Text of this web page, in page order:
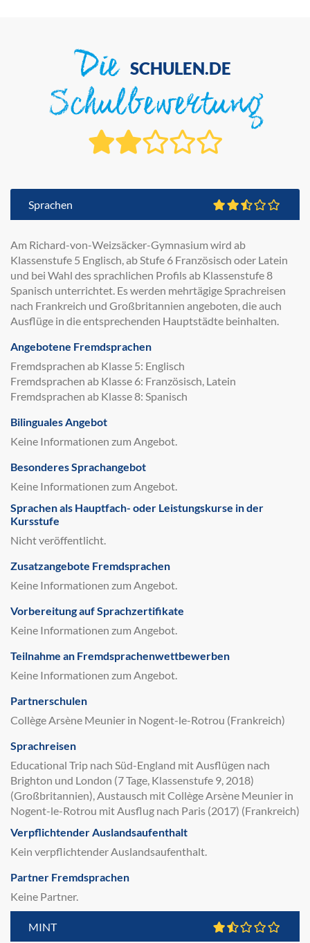
Die SCHULEN.DE
Schulbewertung
Sprachen
Am Richard-von-Weizsäcker-Gymnasium wird ab
Klassenstufe 5 Englisch, ab Stufe 6 Französisch oder Latein
und bei Wahl des sprachlichen Profils ab Klassenstufe 8
Spanisch unterrichtet. Es werden mehrtägige Sprachreisen
nach Frankreich und Großbritannien angeboten, die auch
Ausflüge in die entsprechenden Hauptstädte beinhalten.
Angebotene Fremdsprachen
Fremdsprachen ab Klasse 5: Englisch
Fremdsprachen ab Klasse 6: Französisch, Latein
Fremdsprachen ab Klasse 8: Spanisch
Bilinguales Angebot
Keine Informationen zum Angebot.
Besonderes Sprachangebot
Keine Informationen zum Angebot.
Sprachen als Hauptfach- oder Leistungskurse in der
Kursstufe
Nicht veröffentlicht.
Zusatzangebote Fremdsprachen
Keine Informationen zum Angebot.
Vorbereitung auf Sprachzertifikate
Keine Informationen zum Angebot.
Teilnahme an Fremdsprachenwettbewerben
Keine Informationen zum Angebot.
Partnerschulen
Collège Arsène Meunier in Nogent-le-Rotrou (Frankreich)
Sprachreisen
Educational Trip nach Süd-England mit Ausflügen nach
Brighton und London (7 Tage, Klassenstufe 9, 2018)
(Großbritannien), Austausch mit Collège Arsène Meunier in
Nogent-le-Rotrou mit Ausflug nach Paris (2017) (Frankreich)
Verpflichtender Auslandsaufenthalt
Kein verpflichtender Auslandsaufenthalt.
Partner Fremdsprachen
Keine Partner.
MINT